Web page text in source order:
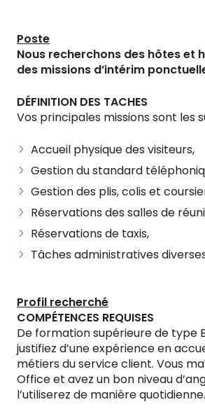
Poste
Nous recherchons des hôtes et
des missions d’intérim
DÉFINITION DES TACHES
Vos principales missions sont les
Accueil physique des visiteurs,
Gestion du standard
Gestion des plis, colis et
Réservations des salles de
Réservations de taxis,
Tâches administratives
Profil recherché
COMPÉTENCES REQUISES
De formation supérieure de type
justifiez d’une expérience en
métiers du service client. Vous
Office et avez un bon niveau
l’utiliserez de manière quotidienne.